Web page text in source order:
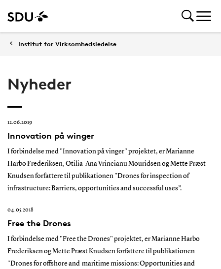
Institut for Virksomhedsledelse
Nyheder
12.06.2019
Innovation på winger
I forbindelse med "Innovation på vinger" projektet, er Marianne
Harbo Frederiksen, Otilia-Ana Vrincianu Mouridsen og Mette Præst
Knudsen forfattere til publikationen "Drones for inspection of
infrastructure: Barriers, opportunities and successful uses”.
04.05.2018
Free the Drones
I forbindelse med "Free the Drones" projektet, er Marianne Harbo
Frederiksen og Mette Præst Knudsen forfattere til publikationen
"Drones for offshore and maritime missions: Opportunities and